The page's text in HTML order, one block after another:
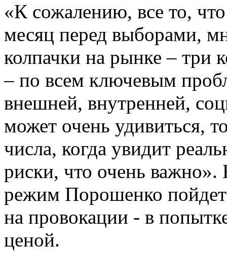
«К сожалению, все то,
месяц перед выборами,
колпачки на рынке – три
– по всем ключевым
внешней, внутренней,
может очень удивиться,
числа, когда увидит
риски, что очень важно».
режим Порошенко пойдет
на провокации - в
ценой.